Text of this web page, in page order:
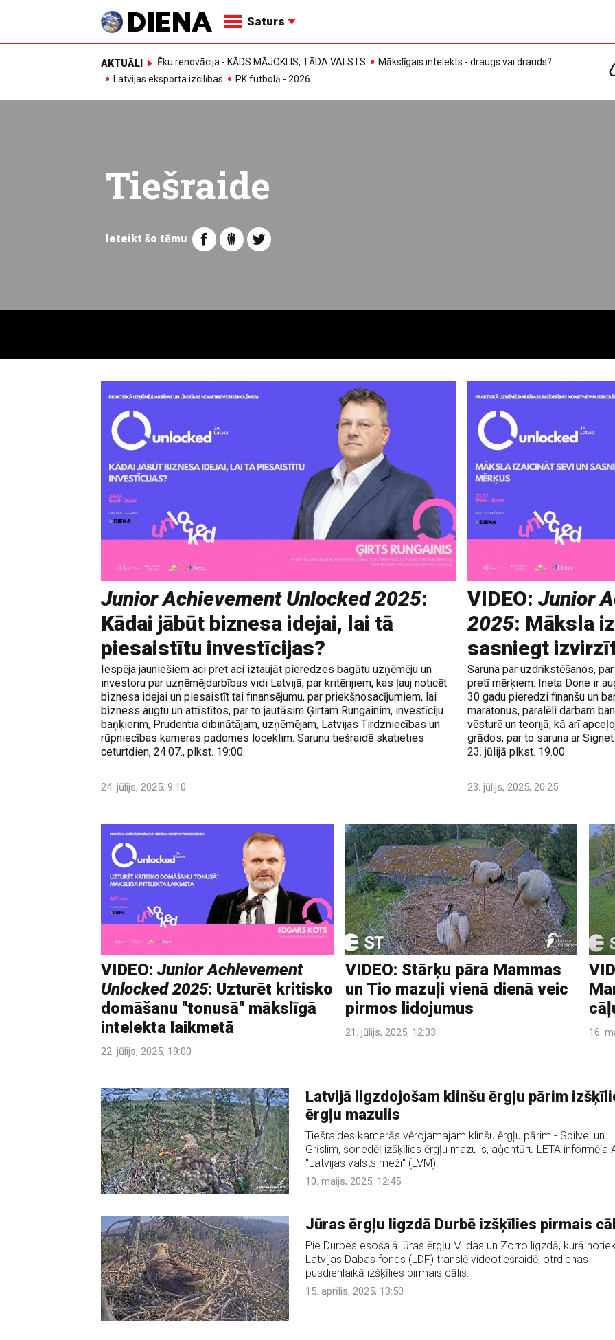
Saturs
AKTUĀLI Ēku renovācija - KĀDS MĀJOKLIS, TĀDA VALSTS
Mākslīgais intelekts - draugs vai drauds?
Latvijas eksporta izcilības
PK futbolā - 2026
Tiešraide
Ieteikt šo tēmu
Junior Achievement Unlocked 2025:
Kādai jābūt biznesa idejai, lai tā
piesaistītu investīcijas?
Iespēja jauniešiem aci pret aci iztaujāt pieredzes bagātu uzņēmēju un
investoru par uzņēmējdarbības vidi Latvijā, par kritērijiem, kas ļauj noticēt
biznesa idejai un piesaistīt tai finansējumu, par priekšnosacījumiem, lai
bizness augtu un attīstītos, par to jautāsim Ģirtam Rungainim, investīciju
baņķierim, Prudentia dibinātājam, uzņēmējam, Latvijas Tirdzniecības un
rūpniecības kameras padomes loceklim. Sarunu tiešraidē skatieties
ceturtdien, 24.07., plkst. 19:00.
24. jūlijs, 2025, 9:10
VIDEO: Junior
2025: Māksla
sasniegt
Saruna par uzdrīkstēšanos,
pretī mērķiem. Ineta Done ir
30 gadu pieredzi finanšu un
maratonus, paralēli darbam
vēsturē un teorijā, kā arī
grādos, par to saruna ar
23. jūlijā plkst. 19.00.
23. jūlijs, 2025, 20:25
VIDEO: Junior Achievement
Unlocked 2025: Uzturēt kritisko
domāšanu "tonusā" mākslīgā
intelekta laikmetā
22. jūlijs, 2025, 19:00
VIDEO: Stārķu pāra Mammas
un Tio mazuļi vienā dienā veic
pirmos lidojumus
21. jūlijs, 2025, 12:33 16.
Latvijā ligzdojošam klinšu ērgļu pārim
ērgļu mazulis
Tiešraides kamerās vērojamajam klinšu ērgļu pārim - Spilvei un
Grīslim, šonedēļ izšķīlies ērgļu mazulis, aģentūru LETA informēja
"Latvijas valsts meži" (LVM).
10. maijs, 2025, 12:45
Jūras ērgļu ligzdā Durbē izšķīlies pirmais
Pie Durbes esošajā jūras ērgļu Mildas un Zorro ligzdā, kurā
Latvijas Dabas fonds (LDF) translē videotiešraidē, otrdienas
pusdienlaikā izšķīlies pirmais cālis.
15. aprīlis, 2025, 13:50